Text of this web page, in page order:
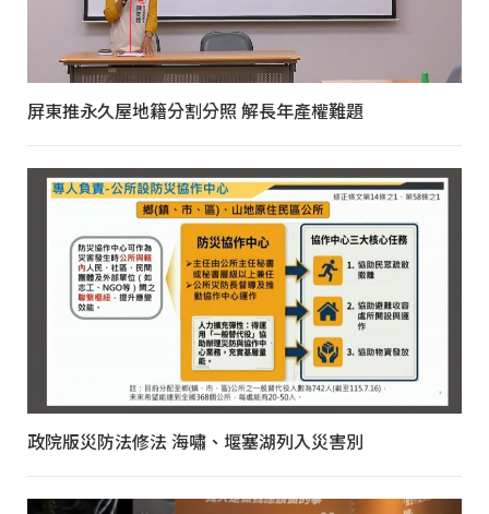
屏東推永久屋地籍分割分照 解長年產權難題
政院版災防法修法 海嘯、堰塞湖列入災害別